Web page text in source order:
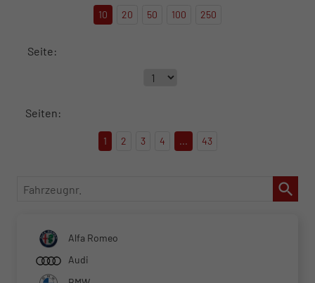
10 20 50 100 250
Seite:
Seiten:
1 2 3 4 ... 43
Fahrzeugnr.
Alfa Romeo
Audi